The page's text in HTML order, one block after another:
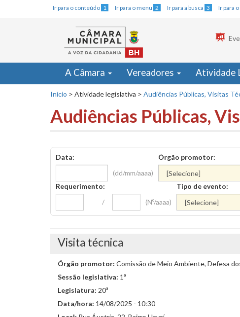
Ir para o conteúdo 1 Ir para o menu 2 Ir para a busca 3 Ir para
A Câmara Vereadores Atividade
Início > Atividade legislativa > Audiências Públicas, Visitas
Audiências Públicas,
Data:
(dd/mm/aaaa)
Órgão promotor:
Requerimento:
/
(Nº/aaaa)
Tipo de evento:
Visita técnica
Órgão promotor: Comissão de Meio Ambiente, Defesa
Sessão legislativa: 1ª
Legislatura: 20ª
Data/hora: 14/08/2025 - 10:30